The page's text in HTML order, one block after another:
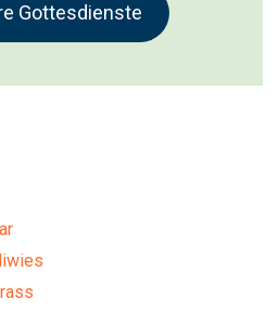
Gottesdienste